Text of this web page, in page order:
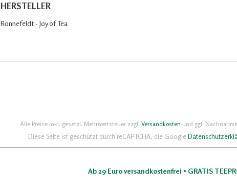
HERSTELLER
Ronnefeldt - Joy of Tea
Alle Preise inkl. gesetzl. Mehrwertsteuer zzgl. Versandkosten und ggf.
Diese Seite ist geschützt durch reCAPTCHA, die Google
Ab 29 Euro versandkostenfrei • GRATIS